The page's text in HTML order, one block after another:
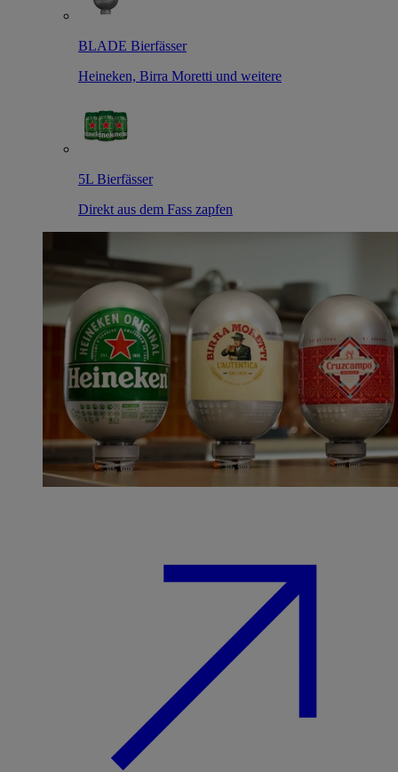
BLADE Bierfässer
Heineken, Birra Moretti und weitere
5L Bierfässer
Direkt aus dem Fass zapfen